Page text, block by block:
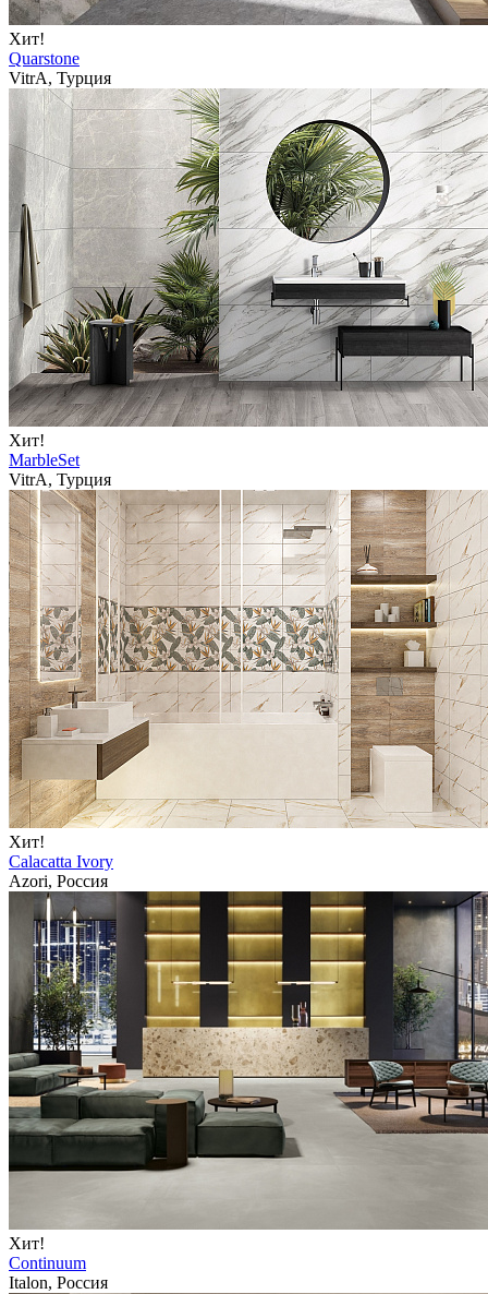
Хит!
Quarstone
VitrA, Турция
Хит!
MarbleSet
VitrA, Турция
Хит!
Calacatta Ivory
Azori, Россия
Хит!
Continuum
Italon, Россия